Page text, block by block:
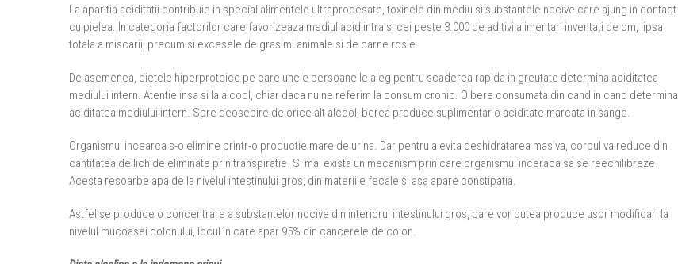
La aparitia aciditatii contribuie in special alimentele ultraprocesate, toxinele din mediu si substantele nocive care ajung in contact
cu pielea. In categoria factorilor care favorizeaza mediul acid intra si cei peste 3.000 de aditivi alimentari inventati de om, lipsa
totala a miscarii, precum si excesele de grasimi animale si de carne rosie.
De asemenea, dietele hiperproteice pe care unele persoane le aleg pentru scaderea rapida in greutate determina aciditatea
mediului intern. Atentie insa si la alcool, chiar daca nu ne referim la consum cronic. O bere consumata din cand in cand determina
aciditatea mediului intern. Spre deosebire de orice alt alcool, berea produce suplimentar o aciditate marcata in sange.
Organismul incearca s-o elimine printr-o productie mare de urina. Dar pentru a evita deshidratarea masiva, corpul va reduce din
cantitatea de lichide eliminate prin transpiratie. Si mai exista un mecanism prin care organismul inceraca sa se reechilibreze.
Acesta resoarbe apa de la nivelul intestinului gros, din materiile fecale si asa apare constipatia.
Astfel se produce o concentrare a substantelor nocive din interiorul intestinului gros, care vor putea produce usor modificari la
nivelul mucoasei colonului, locul in care apar 95% din cancerele de colon.